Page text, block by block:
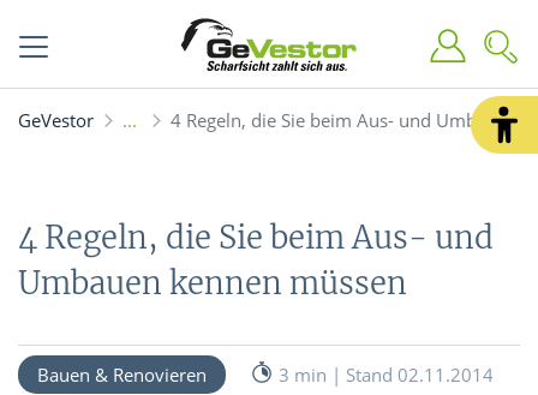
GeVestor 4 Regeln, die Sie beim Aus- und Umbauen
4 Regeln, die Sie beim Aus- und
Umbauen kennen müssen
Bauen & Renovieren
3 min | Stand 02.11.2014